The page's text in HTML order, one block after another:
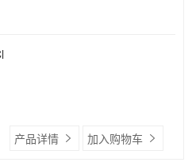
产品详情 加入购物车